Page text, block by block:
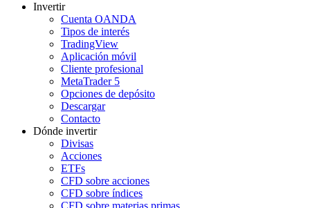
Invertir
Cuenta OANDA
Tipos de interés
TradingView
Aplicación móvil
Cliente profesional
MetaTrader 5
Opciones de depósito
Descargar
Contacto
Dónde invertir
Divisas
Acciones
ETFs
CFD sobre acciones
CFD sobre índices